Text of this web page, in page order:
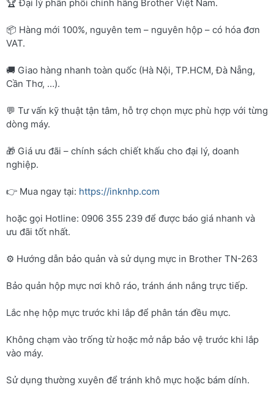
🏆 Đại lý phân phối chính hãng Brother Việt Nam.
📦 Hàng mới 100%, nguyên tem – nguyên hộp – có hóa đơn
VAT.
🚚 Giao hàng nhanh toàn quốc (Hà Nội, TP.HCM, Đà Nẵng,
Cần Thơ, …).
💬 Tư vấn kỹ thuật tận tâm, hỗ trợ chọn mực phù hợp với từng
dòng máy.
🎁 Giá ưu đãi – chính sách chiết khấu cho đại lý, doanh
nghiệp.
👉 Mua ngay tại: https://inknhp.com
hoặc gọi Hotline: 0906 355 239 để được báo giá nhanh và
ưu đãi tốt nhất.
⚙️ Hướng dẫn bảo quản và sử dụng mực in Brother TN-263
Bảo quản hộp mực nơi khô ráo, tránh ánh nắng trực tiếp.
Lắc nhẹ hộp mực trước khi lắp để phân tán đều mực.
Không chạm vào trống từ hoặc mở nắp bảo vệ trước khi lắp
vào máy.
Sử dụng thường xuyên để tránh khô mực hoặc bám dính.